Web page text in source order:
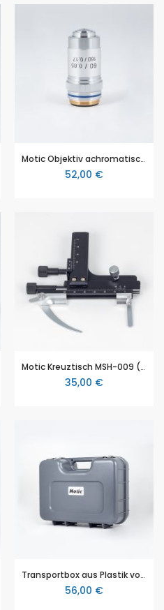
Motic Objektiv achromatisch 60X/0.85/S (Motic SFC-100, F-11, Kolleg-SH)
52,00 €
Motic Kreuztisch MSH-009 (Motic SFC-100, F-11, Kolleg-SH)
35,00 €
Transportbox aus Plastik von MOTIC (für SFC100 und F11 Serie)
56,00 €